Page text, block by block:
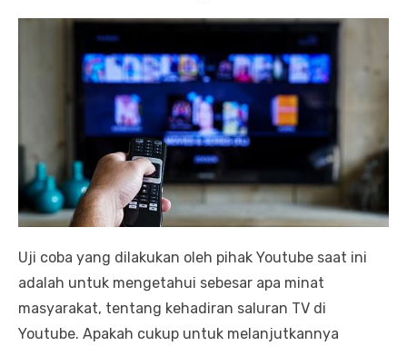
Uji coba yang dilakukan oleh pihak Youtube saat ini
adalah untuk mengetahui sebesar apa minat
masyarakat, tentang kehadiran saluran TV di
Youtube. Apakah cukup untuk melanjutkannya